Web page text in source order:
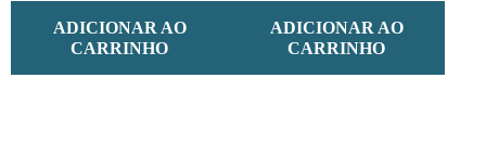
ADICIONAR AO
CARRINHO
ADICIONAR AO
CARRINHO